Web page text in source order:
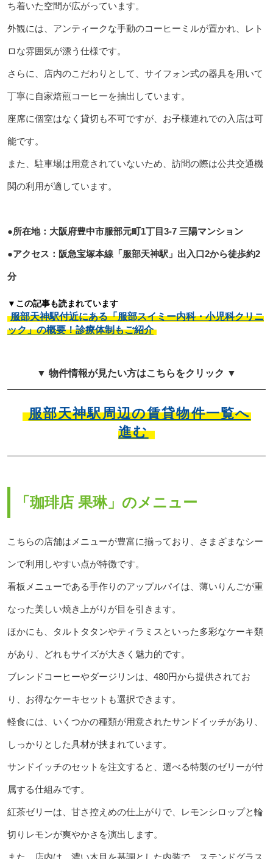
ち着いた空間が広がっています。
外観には、アンティークな手動のコーヒーミルが置かれ、レト
ロな雰囲気が漂う仕様です。
さらに、店内のこだわりとして、サイフォン式の器具を用いて
丁寧に自家焙煎コーヒーを抽出しています。
座席に個室はなく貸切も不可ですが、お子様連れでの入店は可
能です。
また、駐車場は用意されていないため、訪問の際は公共交通機
関の利用が適しています。
●所在地：大阪府豊中市服部元町1丁目3-7 三陽マンション
●アクセス：阪急宝塚本線「服部天神駅」出入口2から徒歩約2
分
▼この記事も読まれています
服部天神駅付近にある「服部スイミー内科・小児科クリニ
ック」の概要！診療体制もご紹介
▼ 物件情報が見たい方はこちらをクリック ▼
服部天神駅周辺の賃貸物件一覧へ
進む
「珈琲店 果琳」のメニュー
こちらの店舗はメニューが豊富に揃っており、さまざまなシー
ンで利用しやすい点が特徴です。
看板メニューである手作りのアップルパイは、薄いりんごが重
なった美しい焼き上がりが目を引きます。
ほかにも、タルトタタンやティラミスといった多彩なケーキ類
があり、どれもサイズが大きく魅力的です。
ブレンドコーヒーやダージリンは、480円から提供されてお
り、お得なケーキセットも選択できます。
軽食には、いくつかの種類が用意されたサンドイッチがあり、
しっかりとした具材が挟まれています。
サンドイッチのセットを注文すると、選べる特製のゼリーが付
属する仕組みです。
紅茶ゼリーは、甘さ控えめの仕上がりで、レモンシロップと輪
切りレモンが爽やかさを演出します。